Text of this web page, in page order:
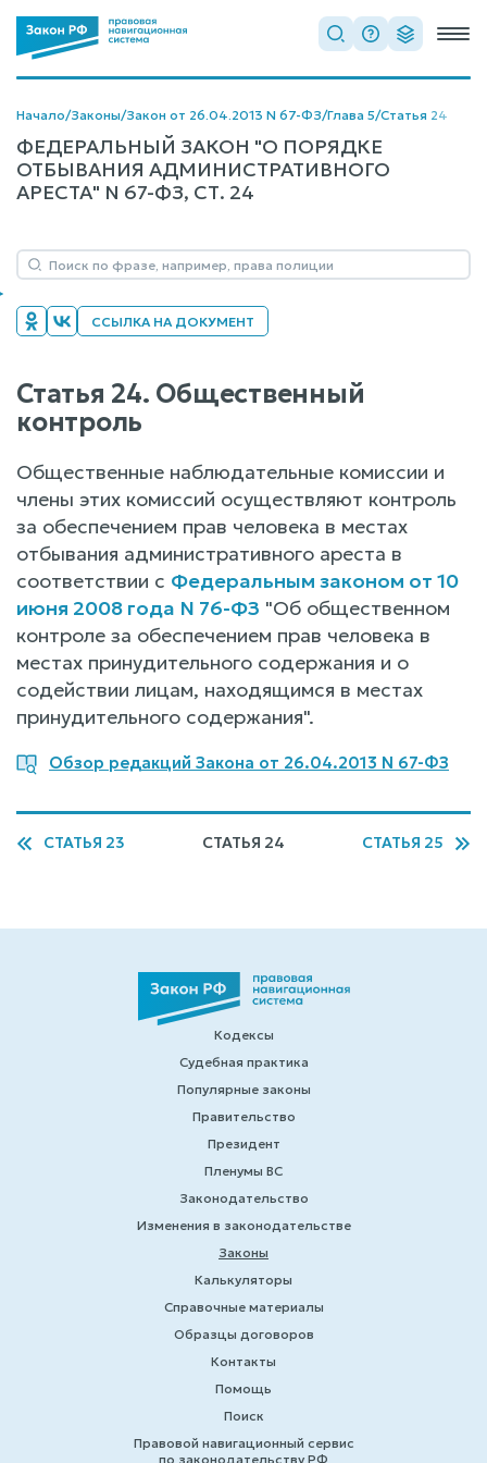
Начало/Законы/Закон от 26.04.2013 N 67-ФЗ/Глава 5/Статья 24
ФЕДЕРАЛЬНЫЙ ЗАКОН "О ПОРЯДКЕ
ОТБЫВАНИЯ АДМИНИСТРАТИВНОГО
АРЕСТА" N 67-ФЗ, СТ. 24
ССЫЛКА НА ДОКУМЕНТ
Статья 24. Общественный
контроль
Общественные наблюдательные комиссии и
члены этих комиссий осуществляют контроль
за обеспечением прав человека в местах
отбывания административного ареста в
соответствии с Федеральным законом от 10
июня 2008 года N 76-ФЗ "Об общественном
контроле за обеспечением прав человека в
местах принудительного содержания и о
содействии лицам, находящимся в местах
принудительного содержания".
Обзор редакций Закона от 26.04.2013 N 67-ФЗ
СТАТЬЯ 23 СТАТЬЯ 24 СТАТЬЯ 25
Кодексы
Судебная практика
Популярные законы
Правительство
Президент
Пленумы ВС
Законодательство
Изменения в законодательстве
Законы
Калькуляторы
Справочные материалы
Образцы договоров
Контакты
Помощь
Поиск
Правовой навигационный сервис
по законодательству РФ